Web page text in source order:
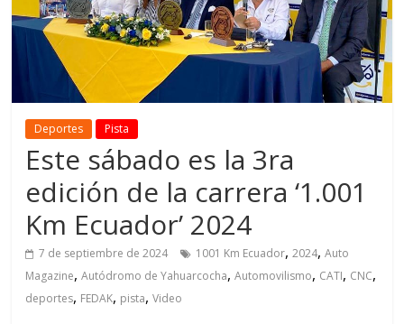
Deportes Pista
Este sábado es la 3ra
edición de la carrera ‘1.001
Km Ecuador’ 2024
7 de septiembre de 2024 1001 Km Ecuador,2024,Auto
Magazine,Autódromo de Yahuarcocha,Automovilismo, CATI, CNC,
deportes, FEDAK, pista,Video